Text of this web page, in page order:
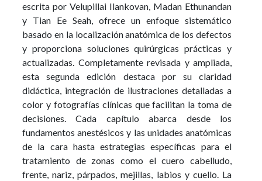
escrita por Velupillai Ilankovan, Madan Ethunandan
y Tian Ee Seah, ofrece un enfoque sistemático
basado en la localización anatómica de los defectos
y proporciona soluciones quirúrgicas prácticas y
actualizadas. Completamente revisada y ampliada,
esta segunda edición destaca por su claridad
didáctica, integración de ilustraciones detalladas a
color y fotografías clínicas que facilitan la toma de
decisiones. Cada capítulo abarca desde los
fundamentos anestésicos y las unidades anatómicas
de la cara hasta estrategias específicas para el
tratamiento de zonas como el cuero cabelludo,
frente, nariz, párpados, mejillas, labios y cuello. La